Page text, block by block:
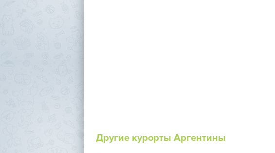
Другие курорты Аргентины